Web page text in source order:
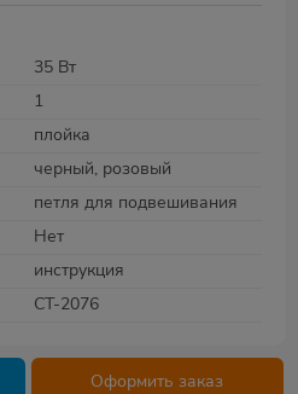
35 Вт
1
плойка
черный, розовый
петля для подвешивания
Нет
инструкция
CT-2076
Оформить заказ